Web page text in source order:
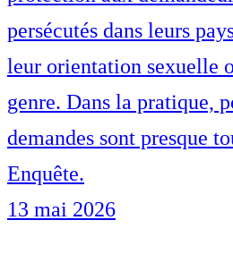
persécutés dans leurs
leur orientation sexuelle
genre. Dans la pratique,
demandes sont presque
Enquête.
13 mai 2026